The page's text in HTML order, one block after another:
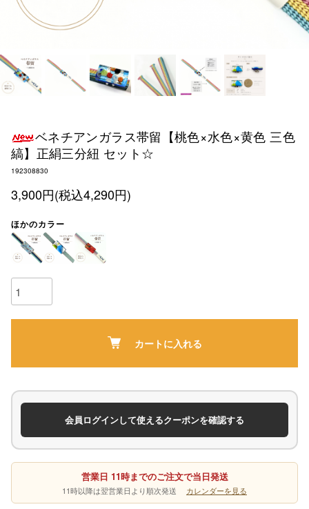
ベネチアンガラス帯留【桃色×水色×黄色 三色
縞】正絹三分紐 セット☆
192308830
3,900円(税込4,290円)
ほかのカラー
カートに入れる
会員ログインして使えるクーポンを確認する
営業日 11時までのご注文で当日発送
11時以降は翌営業日より順次発送 カレンダーを見る